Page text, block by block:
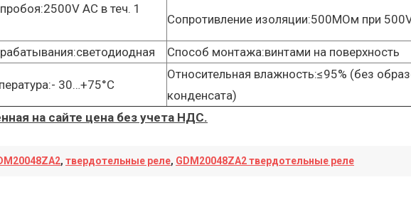
AC в теч. 1
Сопротивление изоляции:500МОм при
Способ монтажа:винтами на поверхность
30…+75°C
Относительная влажность:≤95% (без
конденсата)
на сайте цена без учета НДС.
, твердотельные реле, GDM20048ZA2 твердотельные реле